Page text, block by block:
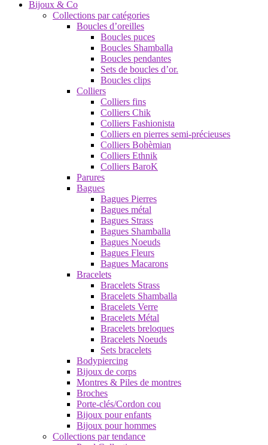
Bijoux & Co
Collections par catégories
Boucles d’oreilles
Boucles puces
Boucles Shamballa
Boucles pendantes
Sets de boucles d’or.
Boucles clips
Colliers
Colliers fins
Colliers Chik
Colliers Fashionista
Colliers en pierres semi-précieuses
Colliers Bohèmian
Colliers Ethnik
Colliers BaroK
Parures
Bagues
Bagues Pierres
Bagues métal
Bagues Strass
Bagues Shamballa
Bagues Noeuds
Bagues Fleurs
Bagues Macarons
Bracelets
Bracelets Strass
Bracelets Shamballa
Bracelets Verre
Bracelets Métal
Bracelets breloques
Bracelets Noeuds
Sets bracelets
Bodypiercing
Bijoux de corps
Montres & Piles de montres
Broches
Porte-clés/Cordon cou
Bijoux pour enfants
Bijoux pour hommes
Collections par tendance